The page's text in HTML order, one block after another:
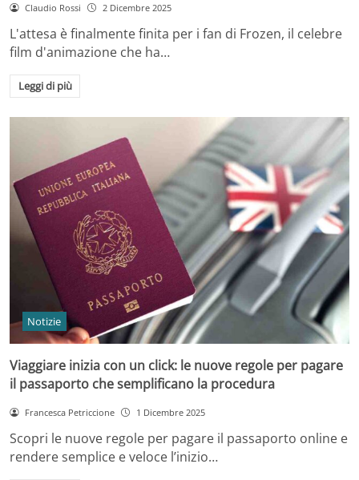
Claudio Rossi 2 Dicembre 2025
L'attesa è finalmente finita per i fan di Frozen, il celebre
film d'animazione che ha…
Leggi di più
Notizie
Viaggiare inizia con un click: le nuove regole per pagare
il passaporto che semplificano la procedura
Francesca Petriccione 1 Dicembre 2025
Scopri le nuove regole per pagare il passaporto online e
rendere semplice e veloce l’inizio…